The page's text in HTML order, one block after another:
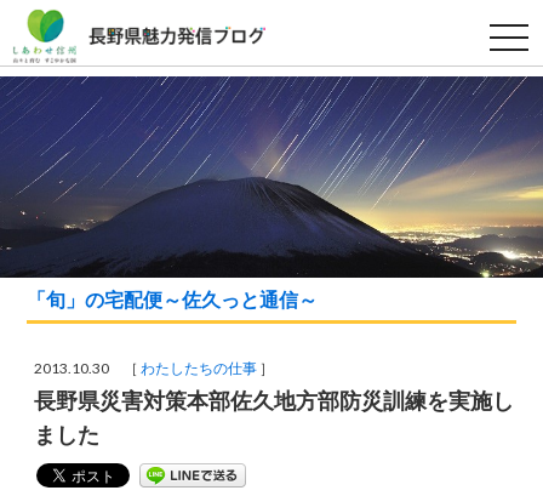
t
o
g
g
n
a
i
g
a
t
i
「旬」の宅配便～佐久っと通信～
2013.10.30 ［わたしたちの仕事 ］
長野県災害対策本部佐久地方部防災訓練を実施し
ました